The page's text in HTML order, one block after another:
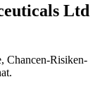
Ltd
Chancen-Risiken-